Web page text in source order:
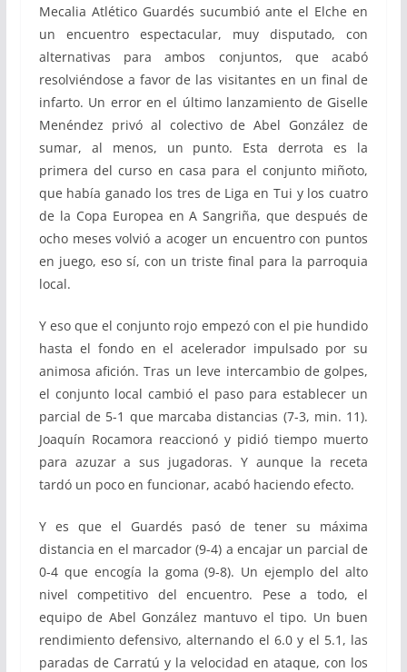
Mecalia Atlético Guardés sucumbió ante el Elche en
un encuentro espectacular, muy disputado, con
alternativas para ambos conjuntos, que acabó
resolviéndose a favor de las visitantes en un final de
infarto. Un error en el último lanzamiento de Giselle
Menéndez privó al colectivo de Abel González de
sumar, al menos, un punto. Esta derrota es la
primera del curso en casa para el conjunto miñoto,
que había ganado los tres de Liga en Tui y los cuatro
de la Copa Europea en A Sangriña, que después de
ocho meses volvió a acoger un encuentro con puntos
en juego, eso sí, con un triste final para la parroquia
local.
Y eso que el conjunto rojo empezó con el pie hundido
hasta el fondo en el acelerador impulsado por su
animosa afición. Tras un leve intercambio de golpes,
el conjunto local cambió el paso para establecer un
parcial de 5-1 que marcaba distancias (7-3, min. 11).
Joaquín Rocamora reaccionó y pidió tiempo muerto
para azuzar a sus jugadoras. Y aunque la receta
tardó un poco en funcionar, acabó haciendo efecto.
Y es que el Guardés pasó de tener su máxima
distancia en el marcador (9-4) a encajar un parcial de
0-4 que encogía la goma (9-8). Un ejemplo del alto
nivel competitivo del encuentro. Pese a todo, el
equipo de Abel González mantuvo el tipo. Un buen
rendimiento defensivo, alternando el 6.0 y el 5.1, las
paradas de Carratú y la velocidad en ataque, con los